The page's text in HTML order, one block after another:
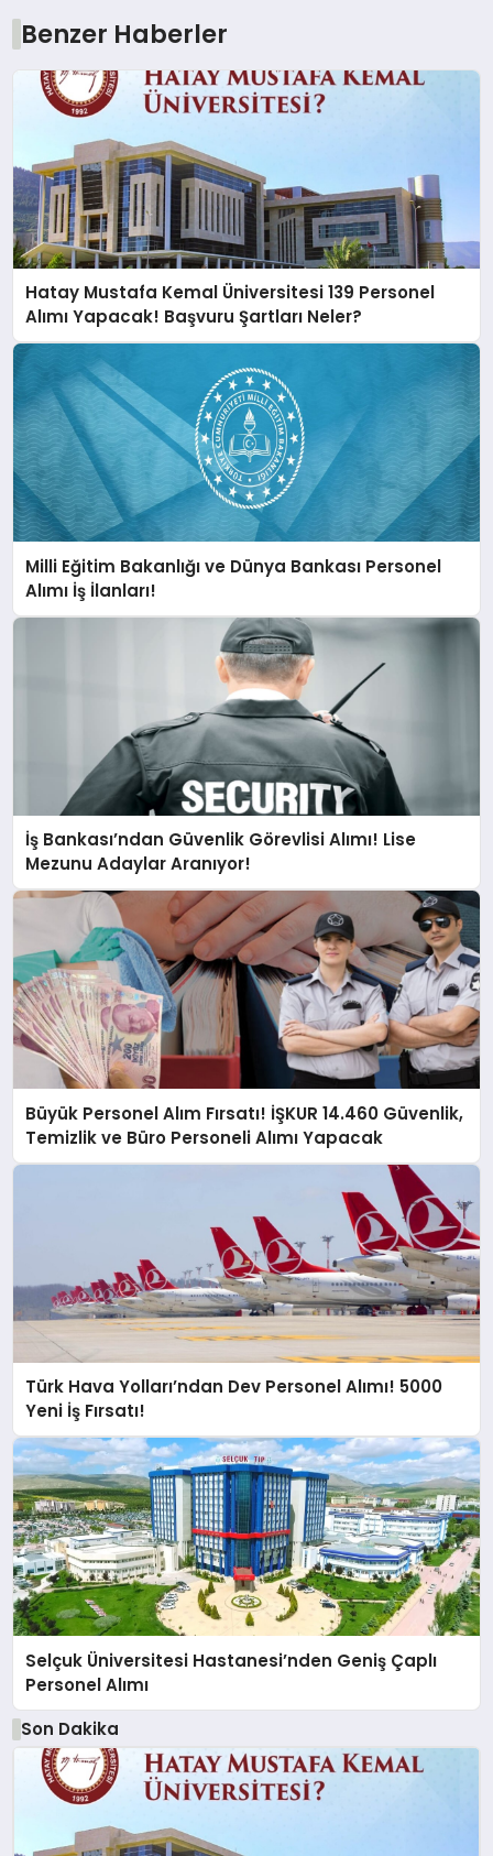
Benzer Haberler
Hatay Mustafa Kemal Üniversitesi 139 Personel
Alımı Yapacak! Başvuru Şartları Neler?
Milli Eğitim Bakanlığı ve Dünya Bankası Personel
Alımı İş İlanları!
İş Bankası’ndan Güvenlik Görevlisi Alımı! Lise
Mezunu Adaylar Aranıyor!
Büyük Personel Alım Fırsatı! İŞKUR 14.460 Güvenlik,
Temizlik ve Büro Personeli Alımı Yapacak
Türk Hava Yolları’ndan Dev Personel Alımı! 5000
Yeni İş Fırsatı!
Selçuk Üniversitesi Hastanesi’nden Geniş Çaplı
Personel Alımı
Son Dakika